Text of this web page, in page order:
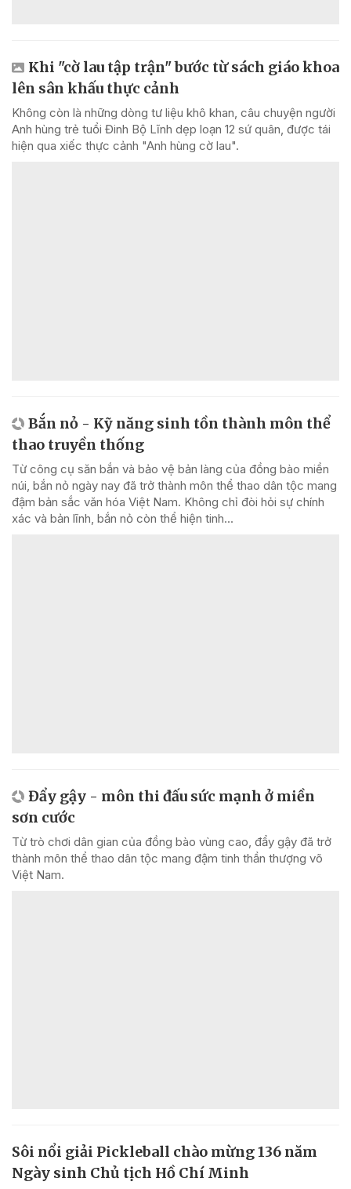
Khi "cờ lau tập trận" bước từ sách giáo khoa
lên sân khấu thực cảnh
Không còn là những dòng tư liệu khô khan, câu chuyện người
Anh hùng trẻ tuổi Đinh Bộ Lĩnh dẹp loạn 12 sứ quân, được tái
hiện qua xiếc thực cảnh "Anh hùng cờ lau".
Bắn nỏ - Kỹ năng sinh tồn thành môn thể
thao truyền thống
Từ công cụ săn bắn và bảo vệ bản làng của đồng bào miền
núi, bắn nỏ ngày nay đã trở thành môn thể thao dân tộc mang
đậm bản sắc văn hóa Việt Nam. Không chỉ đòi hỏi sự chính
xác và bản lĩnh, bắn nỏ còn thể hiện tinh...
Đẩy gậy - môn thi đấu sức mạnh ở miền
sơn cước
Từ trò chơi dân gian của đồng bào vùng cao, đẩy gậy đã trở
thành môn thể thao dân tộc mang đậm tinh thần thượng võ
Việt Nam.
Sôi nổi giải Pickleball chào mừng 136 năm
Ngày sinh Chủ tịch Hồ Chí Minh